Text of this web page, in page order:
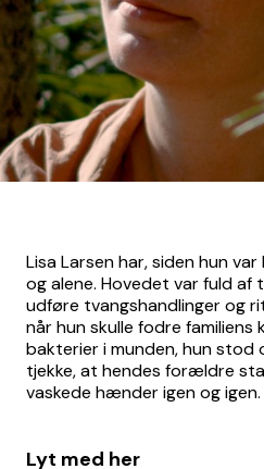
Lisa Larsen har, siden hun
og alene. Hovedet var fuld af
udføre tvangshandlinger og
når hun skulle fodre
bakterier i munden, hun
tjekke, at hendes forældre
vaskede hænder igen og igen.
Lyt med her